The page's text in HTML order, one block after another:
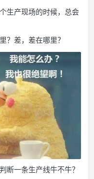
生产现场的时候，总会
？差，差在哪里？
断一条生产线牛不牛？